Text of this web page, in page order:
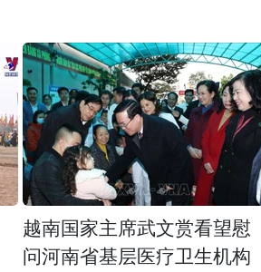
越南国家主席武文赏看望慰
问河南省基层医疗卫生机构